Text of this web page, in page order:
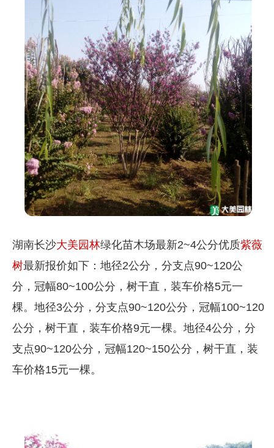
湖南长沙大美园林绿化苗木场最新2~4公分优质紫薇
树最新报价如下：地径2公分，分支点90~120公
分，冠幅80~100公分，树干直，装车价格5元一
棵。地径3公分，分支点90~120公分，冠幅100~120
公分，树干直，装车价格9元一棵。地径4公分，分
支点90~120公分，冠幅120~150公分，树干直，装
车价格15元一棵。